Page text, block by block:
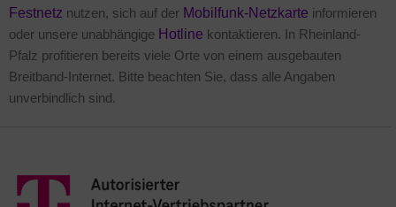
Festnetz nutzen, sich auf der Mobilfunk-Netzkarte informieren
oder unsere unabhängige Hotline kontaktieren. In Rheinland-
Pfalz profitieren bereits viele Orte von einem ausgebauten
Breitband-Internet. Bitte beachten Sie, dass alle Angaben
unverbindlich sind.